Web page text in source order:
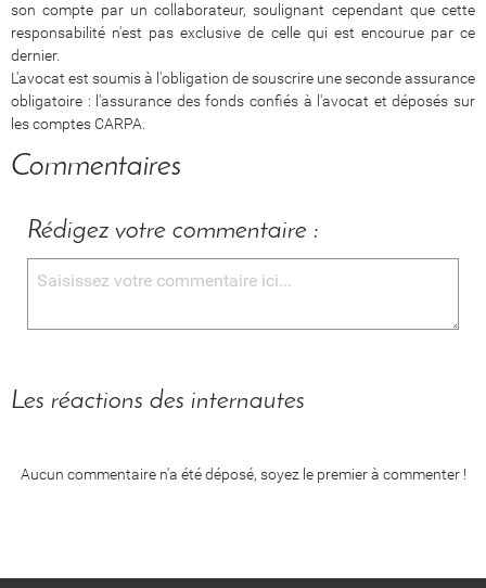
son compte par un collaborateur, soulignant cependant que cette
responsabilité n'est pas exclusive de celle qui est encourue par ce
dernier.
L'avocat est soumis à l'obligation de souscrire une seconde assurance
obligatoire : l'assurance des fonds confiés à l'avocat et déposés sur
les comptes CARPA.
Commentaires
Rédigez votre commentaire :
Les réactions des internautes
Aucun commentaire n'a été déposé, soyez le premier à commenter !